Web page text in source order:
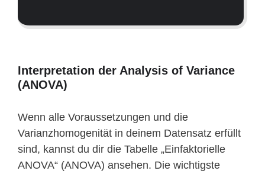
Interpretation der Analysis of Variance
(ANOVA)
Wenn alle Voraussetzungen und die
Varianzhomogenität in deinem Datensatz erfüllt
sind, kannst du dir die Tabelle „Einfaktorielle
ANOVA“ (ANOVA) ansehen. Die wichtigste